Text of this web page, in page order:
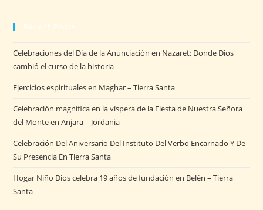
Recent Posts
Celebraciones del Día de la Anunciación en Nazaret: Donde Dios
cambió el curso de la historia
Ejercicios espirituales en Maghar – Tierra Santa
Celebración magnífica en la víspera de la Fiesta de Nuestra Señora
del Monte en Anjara – Jordania
Celebración Del Aniversario Del Instituto Del Verbo Encarnado Y De
Su Presencia En Tierra Santa
Hogar Niño Dios celebra 19 años de fundación en Belén – Tierra
Santa